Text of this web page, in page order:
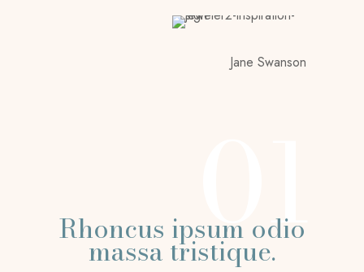
Jane Swanson
01
Rhoncus ipsum odio
massa tristique.